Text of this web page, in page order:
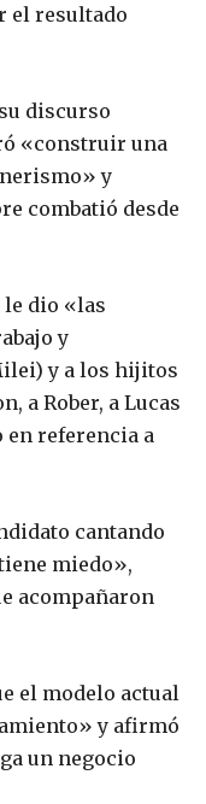
el resultado
discurso
«construir una
y
combatió desde
dio «las
y
y a los hijitos
a Rober, a Lucas
referencia a
cantando
miedo»,
acompañaron
el modelo actual
y afirmó
un negocio